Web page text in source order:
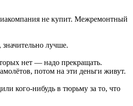
не купит. Межремонтный
лучше.
нет — надо прекращать.
потом на эти деньги живут.
кого-нибудь в тюрьму за то, что